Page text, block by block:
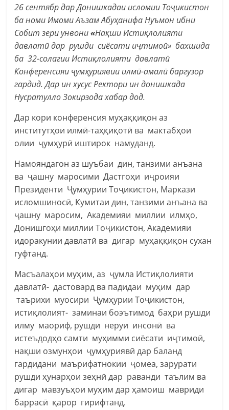
26 сентябр дар Донишкадаи исломии Тоҷикистон
ба номи Имоми Аъзам Абуҳанифа Нуъмон ибни
Собит зери унвони«Нақши Истиқлолияти
давлатӣ дар рушди сиёсати иҷтимоӣ» бахшида
ба 32-солагии Истиқлолияти давлатӣ
Конференсияи ҷумҳуриявии илмӣ-амалӣ баргузор
гардид. Дар ин хусус Ректори ин донишкада
Нусратулло Зокирзода хабар дод.
Дар кори конференсия муҳаққиқон аз
институтҳои илмӣ-таҳқиқотӣ ва мактабҳои
олии ҷумҳурӣ иштирок намуданд.
Намояндагон аз шуъбаи дин, танзими анъана
ва ҷашну маросими Дастгоҳи иҷроияи
Президенти Ҷумҳурии Тоҷикистон, Маркази
исломшиносӣ, Кумитаи дин, танзими анъана ва
ҷашну маросим, Академияи миллии илмҳо,
Донишгоҳи миллии Тоҷикистон, Академияи
идоракунии давлатӣ ва дигар муҳаққиқон сухан
гуфтанд.
Масъалаҳои муҳим, аз ҷумла Истиқлолияти
давлатӣ- дастовард ва падидаи муҳим дар
таърихи муосири Ҷумҳурии Тоҷикистон,
истиқлолият- заминаи боэътимод баҳри рушди
илму маориф, рушди неруи инсонӣ ва
истеъдодҳо самти муҳимми сиёсати иҷтимоӣ,
нақши озмунҳои ҷумҳуриявӣ дар баланд
гардидани маърифатнокии ҷомеа, зарурати
рушди ҳунарҳои зеҳнӣ дар раванди таълим ва
дигар мавзуъҳои муҳим дар ҳамоиш мавриди
баррасӣ қарор гирифтанд.